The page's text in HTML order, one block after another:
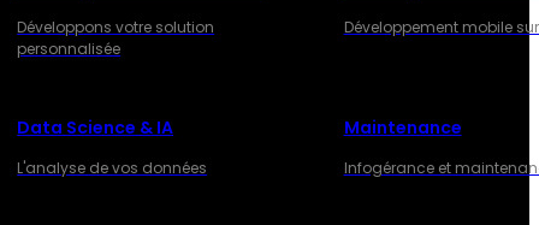
Développons votre solution
personnalisée
Développement mobile
Data Science & IA
L'analyse de vos données
Maintenance
Infogérance et